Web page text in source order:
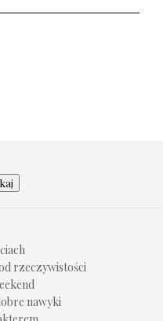
rzeczywistości
nawyki